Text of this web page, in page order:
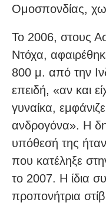
Ομοσπονδίας,
Το 2006, στους
Ντόχα,
800 μ. από την
επειδή, «αν και
γυναίκα,
ανδρογόνα». Η
υπόθεσή της
που κατέληξε
το 2007. Η ίδια
προπονήτρια